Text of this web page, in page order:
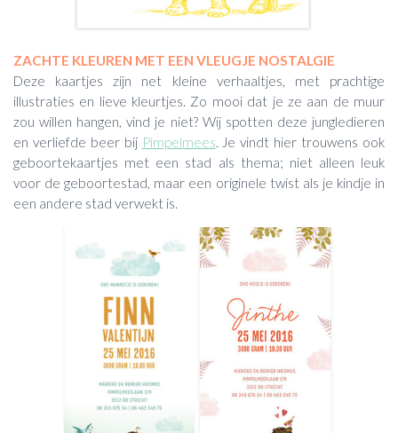
ZACHTE KLEUREN MET EEN VLEUGJE NOSTALGIE
Deze kaartjes zijn net kleine verhaaltjes, met prachtige
illustraties en lieve kleurtjes. Zo mooi dat je ze aan de muur
zou willen hangen, vind je niet? Wij spotten deze jungledieren
en verliefde beer bij Pimpelmees. Je vindt hier trouwens ook
geboortekaartjes met een stad als thema; niet alleen leuk
voor de geboortestad, maar een originele twist als je kindje in
een andere stad verwekt is.